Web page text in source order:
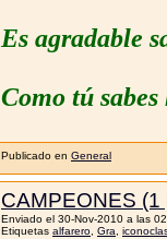
Es agradable
Como tú sabes
Publicado en General
CAMPEONES (1
Enviado el 30-Nov-2010 a las
Etiquetas alfarero, Gra,